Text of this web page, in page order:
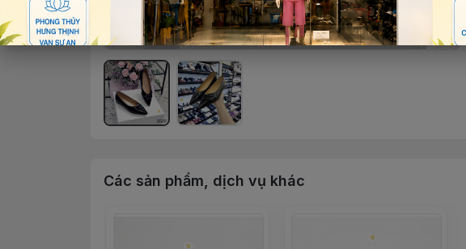
Các sản phẩm, dịch vụ khác